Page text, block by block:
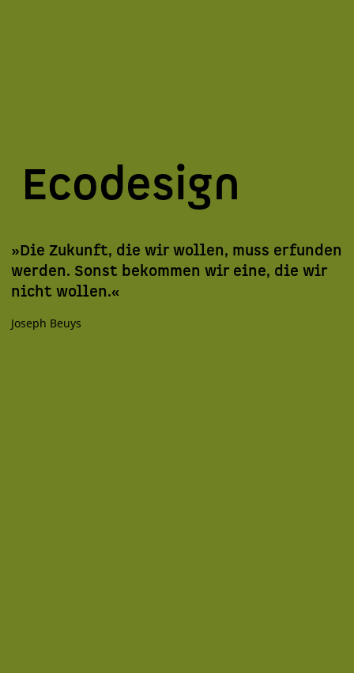
Ecodesign
»Die Zukunft, die wir wollen, muss erfunden
werden. Sonst bekommen wir eine, die wir
nicht wollen.«
Joseph Beuys